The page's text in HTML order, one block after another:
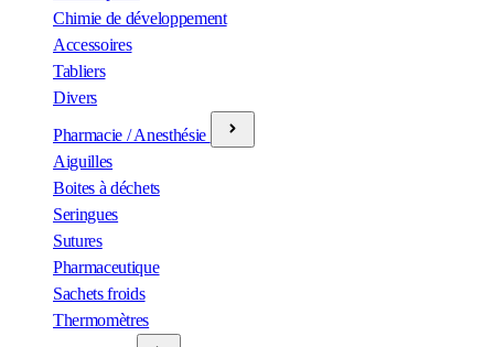
Chimie de développement
Accessoires
Tabliers
Divers
Pharmacie / Anesthésie
Aiguilles
Boites à déchets
Seringues
Sutures
Pharmaceutique
Sachets froids
Thermomètres